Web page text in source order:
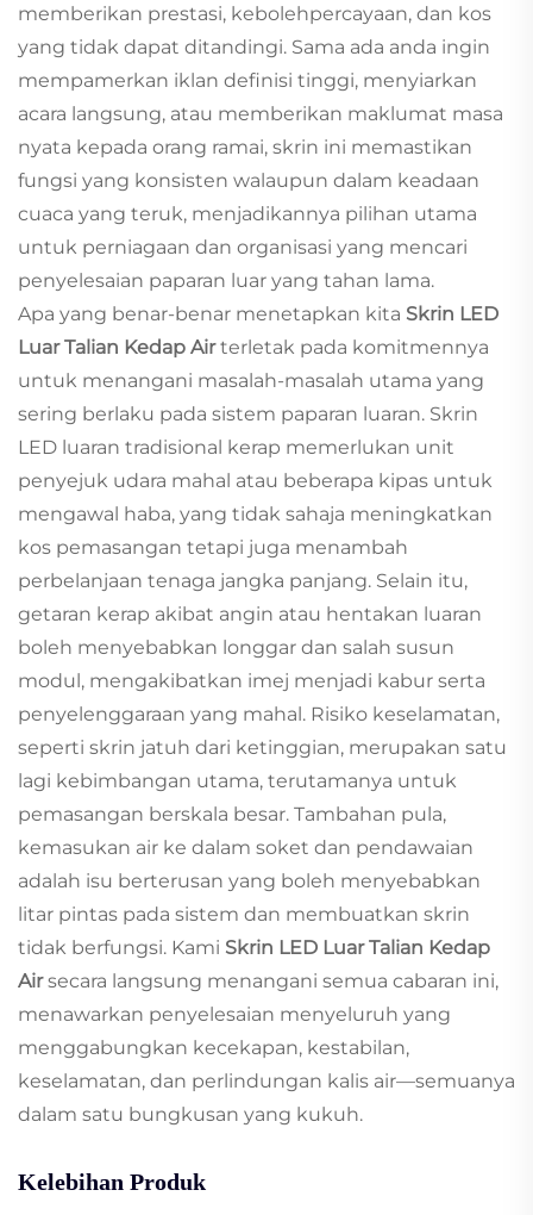
memberikan prestasi, kebolehpercayaan, dan kos
yang tidak dapat ditandingi. Sama ada anda ingin
mempamerkan iklan definisi tinggi, menyiarkan
acara langsung, atau memberikan maklumat masa
nyata kepada orang ramai, skrin ini memastikan
fungsi yang konsisten walaupun dalam keadaan
cuaca yang teruk, menjadikannya pilihan utama
untuk perniagaan dan organisasi yang mencari
penyelesaian paparan luar yang tahan lama.
Apa yang benar-benar menetapkan kita Skrin LED
Luar Talian Kedap Airterletak pada komitmennya
untuk menangani masalah-masalah utama yang
sering berlaku pada sistem paparan luaran. Skrin
LED luaran tradisional kerap memerlukan unit
penyejuk udara mahal atau beberapa kipas untuk
mengawal haba, yang tidak sahaja meningkatkan
kos pemasangan tetapi juga menambah
perbelanjaan tenaga jangka panjang. Selain itu,
getaran kerap akibat angin atau hentakan luaran
boleh menyebabkan longgar dan salah susun
modul, mengakibatkan imej menjadi kabur serta
penyelenggaraan yang mahal. Risiko keselamatan,
seperti skrin jatuh dari ketinggian, merupakan satu
lagi kebimbangan utama, terutamanya untuk
pemasangan berskala besar. Tambahan pula,
kemasukan air ke dalam soket dan pendawaian
adalah isu berterusan yang boleh menyebabkan
litar pintas pada sistem dan membuatkan skrin
tidak berfungsi. Kami Skrin LED Luar Talian Kedap
Airsecara langsung menangani semua cabaran ini,
menawarkan penyelesaian menyeluruh yang
menggabungkan kecekapan, kestabilan,
keselamatan, dan perlindungan kalis air—semuanya
dalam satu bungkusan yang kukuh.
Kelebihan Produk